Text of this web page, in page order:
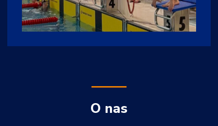
Nasisponsorzy
reklamową oraz budową tron internetowych.
O nas